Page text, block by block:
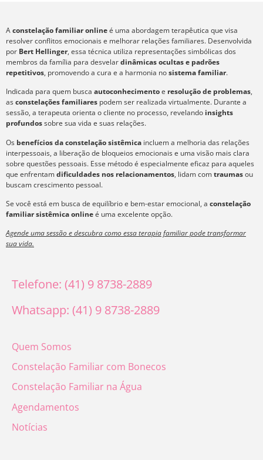
Aconstelação familiar onlineé uma abordagem terapêutica que visa
resolver conflitos emocionais e melhorar relações familiares. Desenvolvida
por Bert Hellinger, essa técnica utiliza representações simbólicas dos
membros da família para desvelardinâmicas ocultas e padrões
repetitivos, promovendo a cura e a harmonia nosistema familiar.
Indicada para quem busca autoconhecimentoe resolução de problemas,
asconstelações familiares podem ser realizada virtualmente. Durante a
sessão, a terapeuta orienta o cliente no processo, revelando insights
profundossobre sua vida e suas relações.
Os benefícios da constelação sistêmica incluem a melhoria das relações
interpessoais, a liberação de bloqueios emocionais e uma visão mais clara
sobre questões pessoais. Esse método é especialmente eficaz para aqueles
que enfrentamdificuldades nos relacionamentos, lidam comtraumasou
buscam crescimento pessoal.
Se você está em busca de equilíbrio e bem-estar emocional, a constelação
familiar sistêmica onlineé uma excelente opção.
Agende uma sessão e descubra como essa terapia familiar pode transformar
sua vida.
Telefone: (41) 9 8738-2889
Whatsapp: (41) 9 8738-2889
Quem Somos
Constelação Familiar com Bonecos
Constelação Familiar na Água
Agendamentos
Notícias